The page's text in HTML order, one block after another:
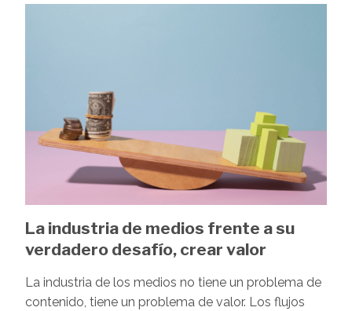
La industria de medios frente a su
verdadero desafío, crear valor
La industria de los medios no tiene un problema de
contenido, tiene un problema de valor. Los flujos